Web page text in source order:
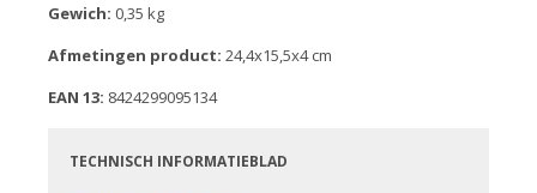
Gewich: 0,35 kg
Afmetingen product: 24,4x15,5x4 cm
EAN 13: 8424299095134
TECHNISCH INFORMATIEBLAD